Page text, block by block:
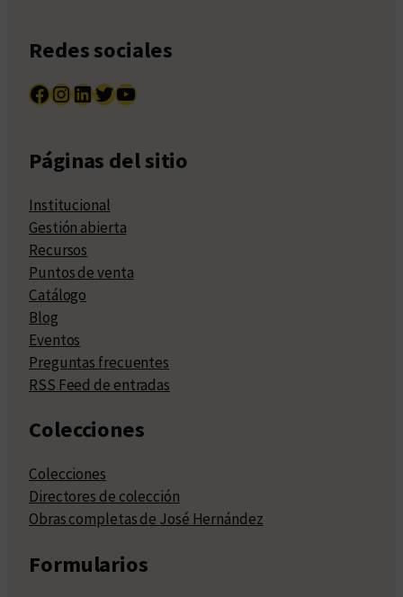
Redes sociales
Facebook InstagramLinkedIn Twitter YouTube
Páginas del sitio
Institucional
Gestión abierta
Recursos
Puntos de venta
Catálogo
Blog
Eventos
Preguntas frecuentes
RSS Feed de entradas
Colecciones
Colecciones
Directores de colección
Obras completas de José Hernández
Formularios